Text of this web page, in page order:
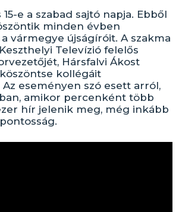
e a szabad sajtó napja. Ebből
minden évben
vármegye újságíróit. A szakma
Televízió felelős
Hársfalvi Ákost
kollégáit
eseményen szó esett arról,
amikor percenként több
hír jelenik meg, még inkább